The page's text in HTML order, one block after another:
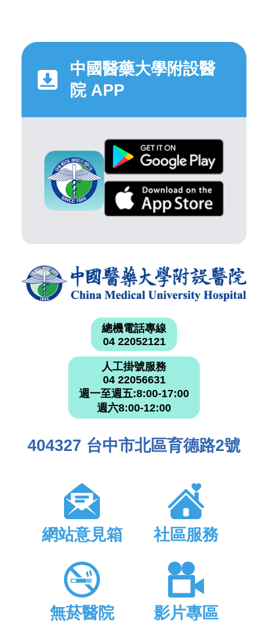
中國醫藥大學附設醫
院 APP
總機電話專線
04 22052121
人工掛號服務
04 22056631
週一至週五:8:00-17:00
週六8:00-12:00
404327 台中市北區育德路2號
網站意見箱 社區服務
無菸醫院 影片專區